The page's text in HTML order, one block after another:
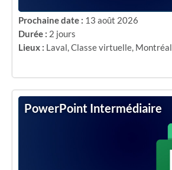
Prochaine date : 13 août 2026
Durée : 2 jours
Lieux : Laval,Classe virtuelle, Montréal
PowerPoint Intermédiaire